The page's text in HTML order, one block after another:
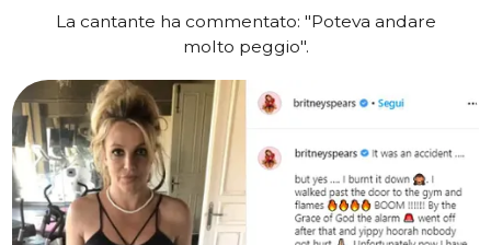
La cantante ha commentato: "Poteva andare
molto peggio".